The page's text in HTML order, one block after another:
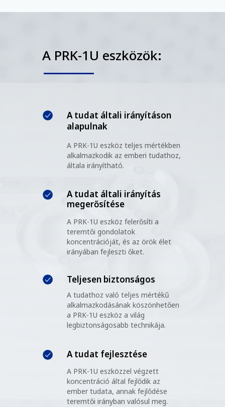
A PRK-1U eszközök:
A tudat általi irányításon
alapulnak
A PRK-1U eszköz teljes mértékben
alkalmazkodik az emberi tudathoz,
általa irányítható.
Teljesen biztonságos
A tudat általi irányítás
megerősítése
A PRK-1U eszköz felerősíti a
teremtői gondolatok
koncentrációját, és az örök élet
irányában fejleszti őket.
A tudat fejlesztése
A tudathoz való teljes mértékű
alkalmazkodásának köszönhetően
a PRK-1U eszköz a világ
legbiztonságosabb technikája.
A PRK-1U eszközzel végzett
koncentráció által fejlődik az
ember tudata, annak fejlődése
teremtői irányban valósul meg.